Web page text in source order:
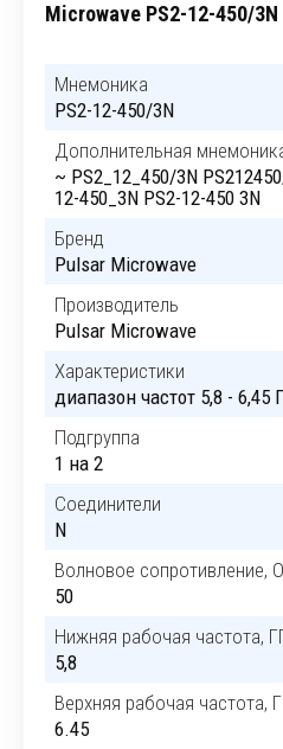
Microwave PS2-12-450/3N
Мнемоника
PS2-12-450/3N
Дополнительная
~ PS2_12_450/3N
12-450_3N PS2-12-450 3N
Бренд
Pulsar Microwave
Производитель
Pulsar Microwave
Характеристики
диапазон частот 5,8 - 6,45
Подгруппа
1 на 2
Соединители
N
Волновое сопротивление,
50
Нижняя рабочая частота,
5,8
Верхняя рабочая частота,
6.45